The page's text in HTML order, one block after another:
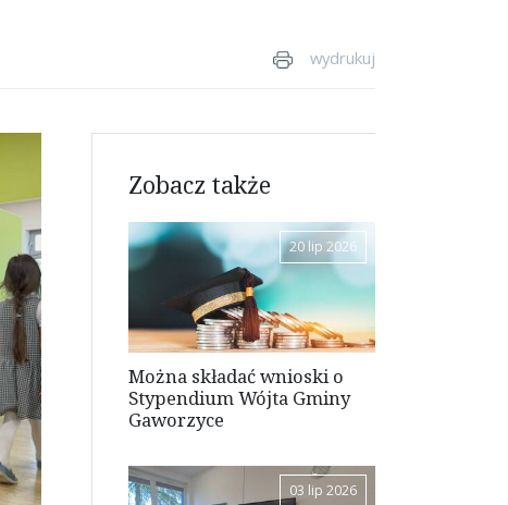
wydrukuj
Zobacz także
20 lip 2026
Można składać wnioski o
Stypendium Wójta Gminy
Gaworzyce
03 lip 2026